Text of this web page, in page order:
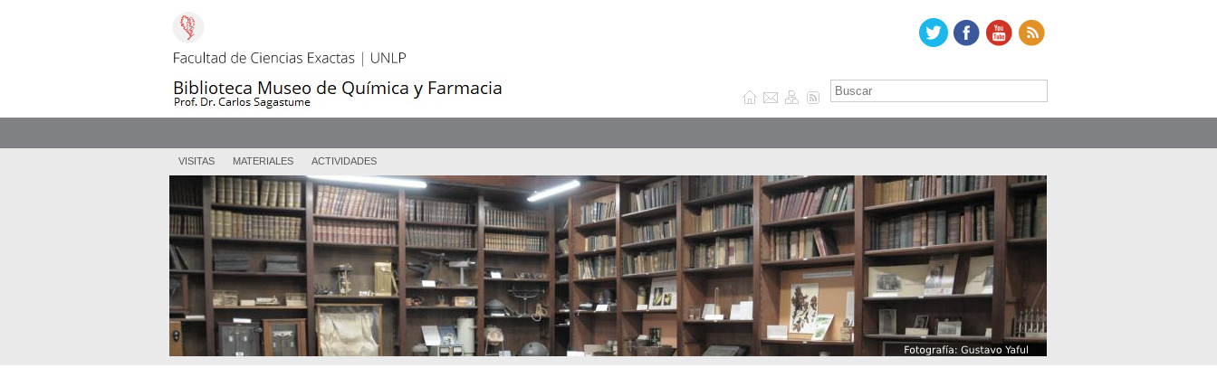
VISITAS MATERIALES ACTIVIDADES